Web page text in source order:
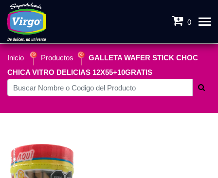
0
Inicio Productos
GALLETA WAFER STICK CHOC
CHICA VITRO DELICIAS 12X55+10GRATIS